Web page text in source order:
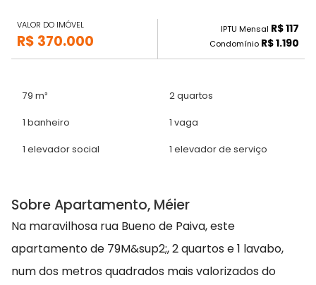
VALOR DO IMÓVEL
R$ 370.000
IPTU Mensal R$ 117
Condomínio R$ 1.190
79 m² 2 quartos
1 banheiro 1 vaga
1 elevador social 1 elevador de serviço
Sobre Apartamento, Méier
Na maravilhosa rua Bueno de Paiva, este
apartamento de 79M&sup2;, 2 quartos e 1 lavabo,
num dos metros quadrados mais valorizados do